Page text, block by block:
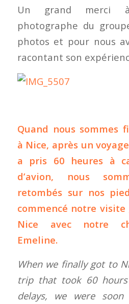
Un grand merci
photographe du
photos et pour nous
racontant son
Quand nous sommes
à Nice, après un
a pris 60 heures à
d’avion, nous
retombés sur nos
commencé notre
Nice avec notre
Emeline.
When we finally got to
trip that took 60 hours
delays, we were